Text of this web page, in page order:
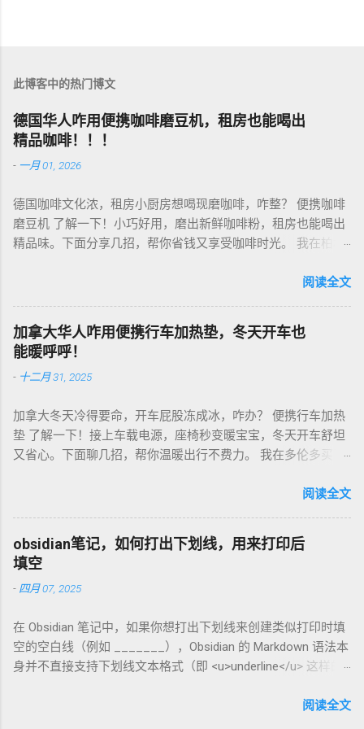
此博客中的热门博文
德国华人咋用便携咖啡磨豆机，租房也能喝出
精品咖啡！！！
- 一月 01, 2026
德国咖啡文化浓，租房小厨房想喝现磨咖啡，咋整？ 便携咖啡
磨豆机 了解一下！小巧好用，磨出新鲜咖啡粉，租房也能喝出
精品味。下面分享几招，帮你省钱又享受咖啡时光。 我在柏林
挑磨豆机看磨芯，陶瓷的耐用不发热，像Hario、Porlex这些牌
邻居可能嫌吵…… 磨豆有讲究。粗磨适合法压壶，细磨适合意式
咖啡机，App上查磨豆粗细对照表，新手不翻车。我每周磨一
次，存密封罐，早上冲杯咖啡，香到飞起！德国超市咖啡豆
贵，网购Amazon.de或本地咖啡店促销，10欧元买半磅好豆，
欧元搞定。华人微信群也有二手交易，20欧元能淘好货。 便携
咖啡磨豆机 让德国华人租房也能喝精品咖啡，赶紧试试，生活
更有味！
阅读全文
加拿大华人咋用便携行车加热垫，冬天开车也
能暖呼呼！
- 十二月 31, 2025
加拿大冬天冷得要命，开车屁股冻成冰，咋办？ 便携行车加热
垫 了解一下！接上车载电源，座椅秒变暖宝宝，冬天开车舒坦
又省心。下面聊几招，帮你温暖出行不费力。 我在多伦多买了
质，绒布的舒服又耐用，像Wagan、Comfier这些牌子，加热快
车座尺寸，通用款最省心。 用的时候简单到爆。插上车载
USB，5分钟座椅热乎乎，开长途都不冷。我在卡尔加里雪天开
车，加热垫开低档，20分钟省油又暖和。搭配个方向盘套，手
也不冻，安全又舒服。冬天停车后收好垫子，别让雪水弄湿，
常打折，30加币搞定。华人论坛也有二手交易，20加币能淘好
货。 便携行车加热垫 让加拿大华人冬天开车暖呼呼，赶紧入
手，出行更舒心！
阅读全文
obsidian笔记，如何打出下划线，用来打印后
填空
- 四月 07, 2025
在 Obsidian 笔记中，如果你想打出下划线来创建类似打印时填
空的空白线（例如 _______），Obsidian 的 Markdown 语法本
身并不直接支持下划线文本格式（即 <u>underline</u> 这样的
以下方法实现类似效果： 方法 1：使用下划线字符 直接输入连
阅读全文